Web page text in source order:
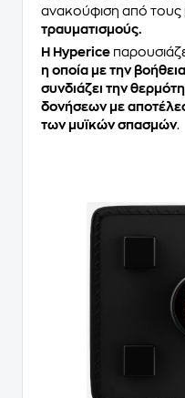
ανακούφιση από τους
τραυματισμούς.
Η Hyperice
η οποία με την
συνδιάζει την
δονήσεων με
των μυϊκών σπασμών.